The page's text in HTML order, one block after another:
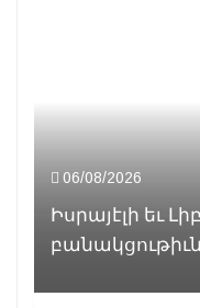
06/08/2026
Իսրայէլի եւ